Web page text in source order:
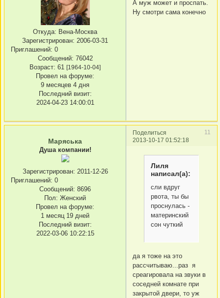
Откуда: Вена-Москва
Зарегистрирован: 2006-03-31
Приглашений: 0
Сообщений: 76042
Возраст: 61 [1964-10-04]
Провел на форуме:
9 месяцев 4 дня
Последний визит:
2024-04-23 14:00:01
А муж может и проспать.
Ну смотри сама конечно
Поделиться
11
2013-10-17 01:52:18
Маряська
Душа компании!
Зарегистрирован: 2011-12-26
Приглашений: 0
Сообщений: 8696
Пол: Женский
Провел на форуме:
1 месяц 19 дней
Последний визит:
2022-03-06 10:22:15
Лиля
написал(а):
сли вдруг
рвота, ты бы
проснулась -
материнский
сон чуткий
да я тоже на это
рассчитываю...раз я
среагировала на звуки в
соседней комнате при
закрытой двери, то уж